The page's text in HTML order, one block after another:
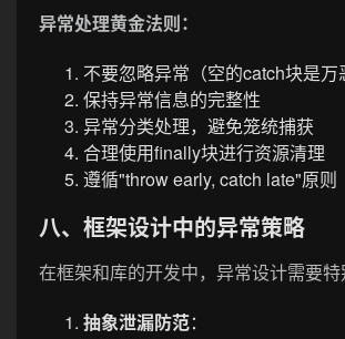
异常处理黄金法则：
不要忽略异常（空的catch块是万
保持异常信息的完整性
异常分类处理，避免笼统捕获
合理使用finally块进行资源清理
遵循"throw early, catch late"原则
八、框架设计中的异常策略
在框架和库的开发中，异常设计需要特
抽象泄漏防范：